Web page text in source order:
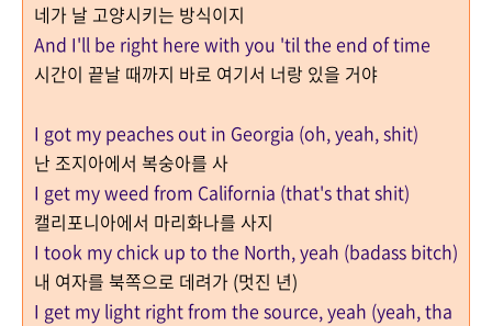
네가 날 고양시키는 방식이지
And I'll be right here with you 'til the end of time
시간이 끝날 때까지 바로 여기서 너랑 있을 거야
I got my peaches out in Georgia (oh, yeah, shit)
난 조지아에서 복숭아를 사
I get my weed from California (that's that shit)
캘리포니아에서 마리화나를 사지
I took my chick up to the North, yeah (badass bitch)
내 여자를 북쪽으로 데려가 (멋진 년)
I get my light right from the source, yeah (yeah, tha